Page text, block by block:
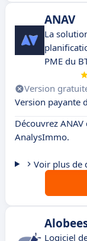
ANAV
La
PME du
Version
Version payante
Découvrez
AnalysImmo.
Voir plus de
Logiciel